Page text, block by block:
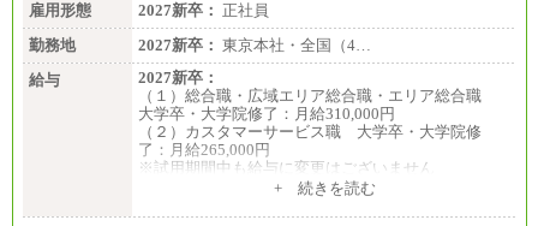
雇用形態
2027新卒： 正社員
勤務地
2027新卒： 東京本社・全国（4…
給与
2027新卒：
（１）総合職・広域エリア総合職・エリア総合職
大学卒・大学院修了：月給310,000円
（２）カスタマーサービス職 大学卒・大学院修
了：月給265,000円
※試用期間中も給与に変更はございません
+ 続きを読む